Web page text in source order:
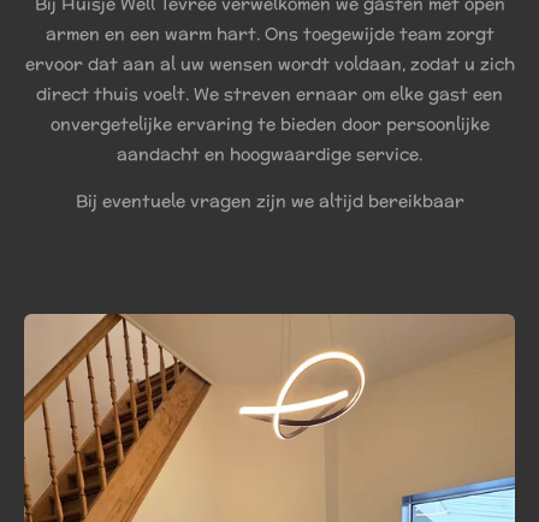
armen en een warm hart. Ons toegewijde team zorgt
ervoor dat aan al uw wensen wordt voldaan, zodat u zich
direct thuis voelt. We streven ernaar om elke gast een
onvergetelijke ervaring te bieden door persoonlijke
aandacht en hoogwaardige service.
Bij eventuele vragen zijn we altijd bereikbaar